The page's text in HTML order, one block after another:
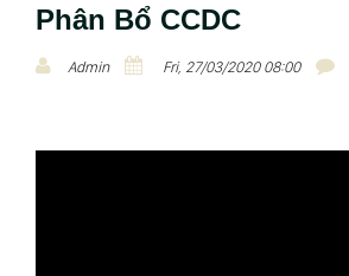
Phân Bổ CCDC
Admin Fri, 27/03/2020 08:00